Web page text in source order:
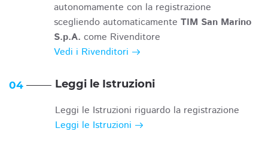
autonomamente con la registrazione
scegliendo automaticamente TIM San Marino
S.p.A. come Rivenditore
Vedi i Rivenditori
04 Leggi le Istruzioni
Leggi le Istruzioni riguardo la registrazione
Leggi le Istruzioni